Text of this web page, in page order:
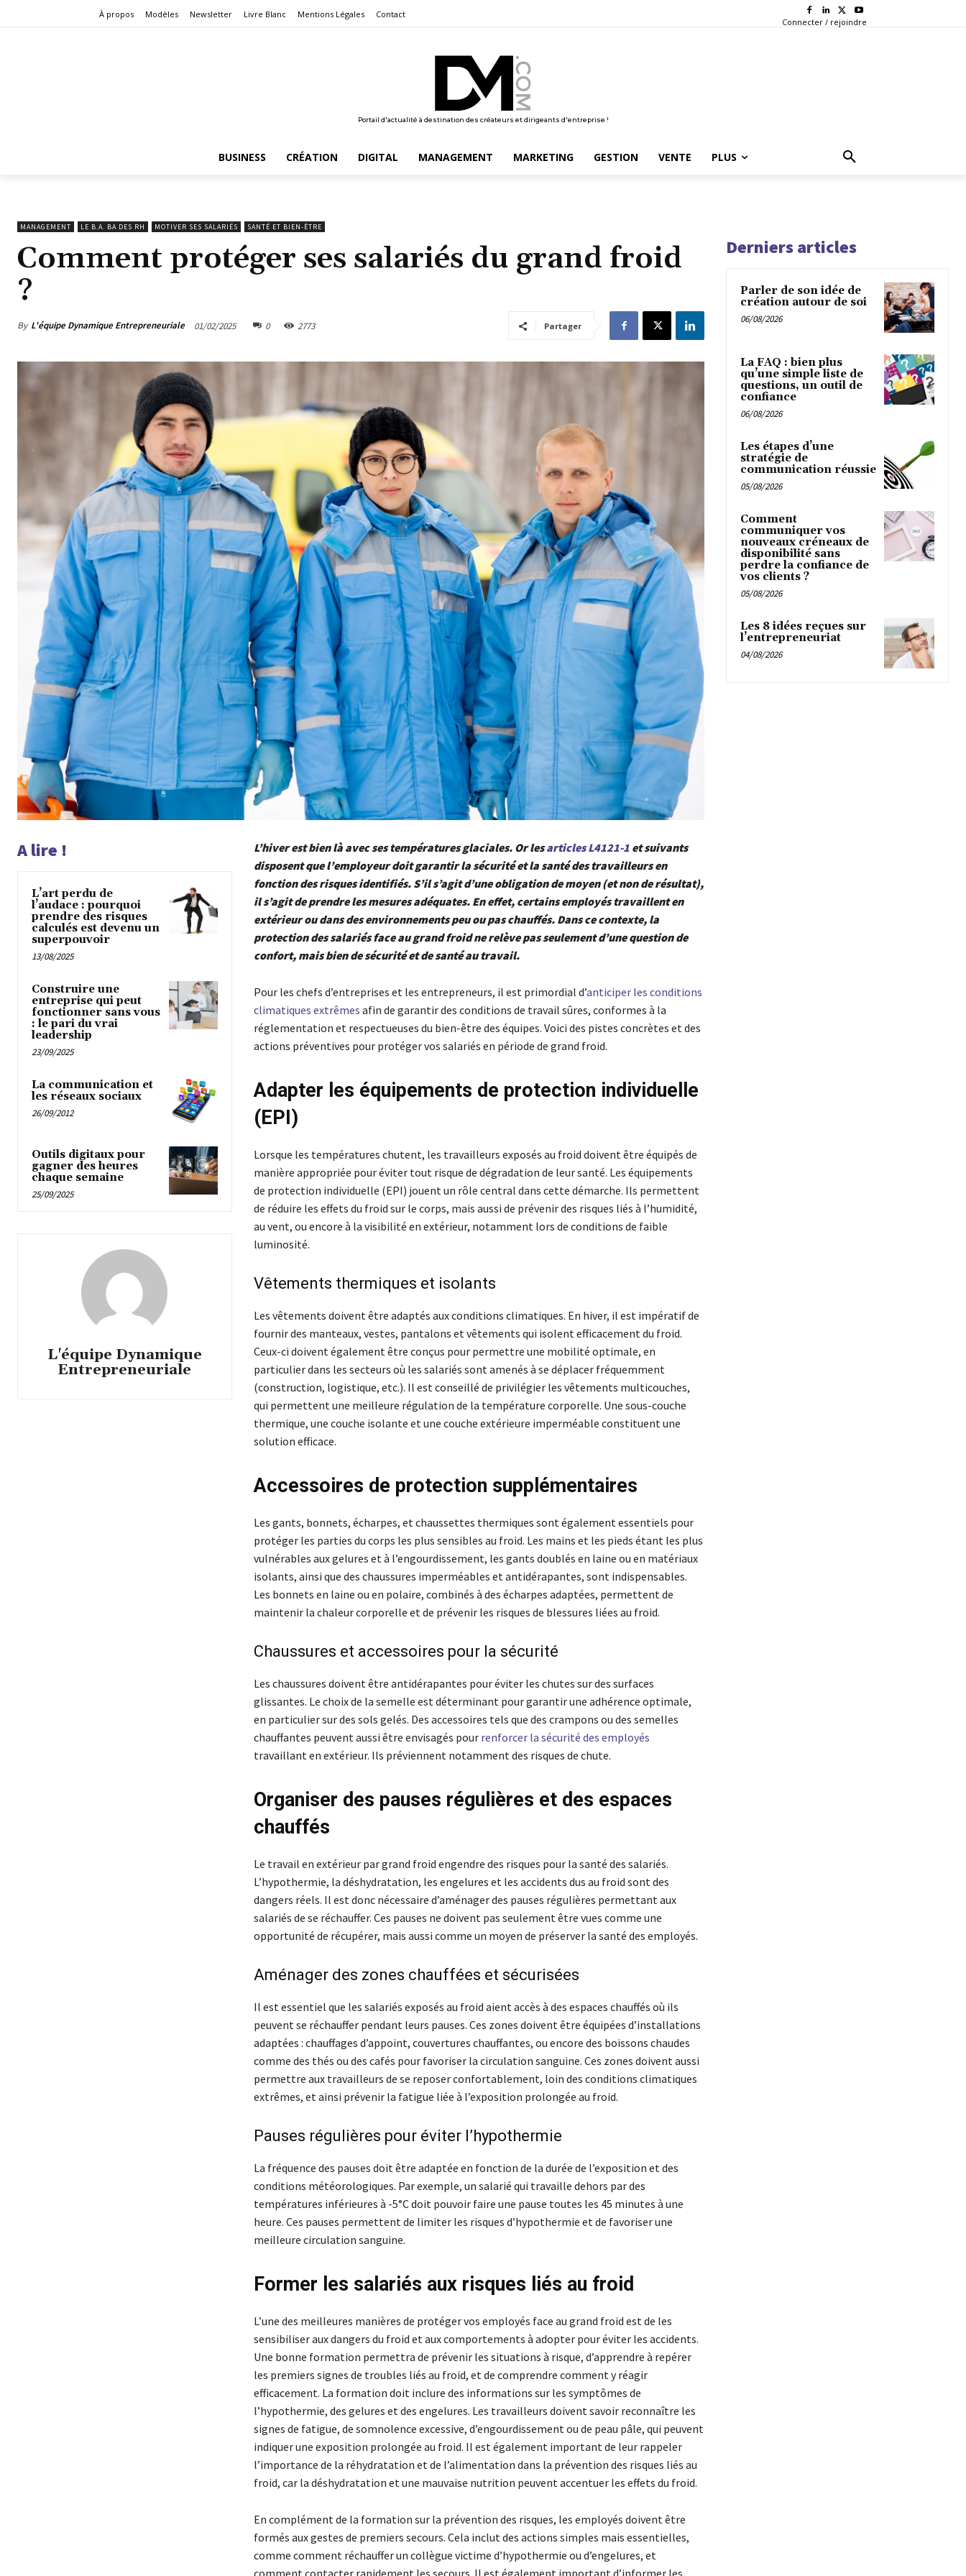
À propos Modèles Newsletter Livre Blanc Mentions Légales Contact
Connecter / rejoindre
Portail d'actualité à destination des créateurs et dirigeants d'entreprise !
BUSINESS CRÉATION DIGITAL MANAGEMENT MARKETING GESTION VENTE PLUS
MANAGEMENT LE B.A. BA DES RH MOTIVER SES SALARIÉS SANTÉ ET BIEN-ÊTRE
Comment protéger ses salariés du grand froid
?
By L'équipe Dynamique Entrepreneuriale 01/02/2025 0 2773 Partager
A lire !
L’art perdu de
l’audace : pourquoi
prendre des risques
calculés est devenu un
superpouvoir
13/08/2025
Construire une
entreprise qui peut
fonctionner sans vous
: le pari du vrai
leadership
23/09/2025
La communication et
les réseaux sociaux
26/09/2012
Outils digitaux pour
gagner des heures
chaque semaine
25/09/2025
L'équipe Dynamique
Entrepreneuriale
L’hiver est bien là avec ses températures glaciales. Or lesarticles L4121-1et suivants
disposent que l’employeur doit garantir la sécurité et la santé des travailleurs en
fonction des risques identifiés. S’il s’agit d’une obligation de moyen (et non de résultat),
il s’agit de prendre les mesures adéquates. En effet, certains employés travaillent en
extérieur ou dans des environnements peu ou pas chauffés. Dans ce contexte, la
protection des salariés face au grand froid ne relève pas seulement d’une question de
confort, mais bien de sécurité et de santé au travail.
Pour les chefs d’entreprises et les entrepreneurs, il est primordial d’anticiper les conditions
climatiques extrêmes afin de garantir des conditions de travail sûres, conformes à la
réglementation et respectueuses du bien-être des équipes. Voici des pistes concrètes et des
actions préventives pour protéger vos salariés en période de grand froid.
Adapter les équipements de protection individuelle
(EPI)
Lorsque les températures chutent, les travailleurs exposés au froid doivent être équipés de
manière appropriée pour éviter tout risque de dégradation de leur santé. Les équipements
de protection individuelle (EPI) jouent un rôle central dans cette démarche. Ils permettent
de réduire les effets du froid sur le corps, mais aussi de prévenir des risques liés à l’humidité,
au vent, ou encore à la visibilité en extérieur, notamment lors de conditions de faible
luminosité.
Vêtements thermiques et isolants
Les vêtements doivent être adaptés aux conditions climatiques. En hiver, il est impératif de
fournir des manteaux, vestes, pantalons et vêtements qui isolent efficacement du froid.
Ceux-ci doivent également être conçus pour permettre une mobilité optimale, en
particulier dans les secteurs où les salariés sont amenés à se déplacer fréquemment
(construction, logistique, etc.). Il est conseillé de privilégier les vêtements multicouches,
qui permettent une meilleure régulation de la température corporelle. Une sous-couche
thermique, une couche isolante et une couche extérieure imperméable constituent une
solution efficace.
Accessoires de protection supplémentaires
Les gants, bonnets, écharpes, et chaussettes thermiques sont également essentiels pour
protéger les parties du corps les plus sensibles au froid. Les mains et les pieds étant les plus
vulnérables aux gelures et à l’engourdissement, les gants doublés en laine ou en matériaux
isolants, ainsi que des chaussures imperméables et antidérapantes, sont indispensables.
Les bonnets en laine ou en polaire, combinés à des écharpes adaptées, permettent de
maintenir la chaleur corporelle et de prévenir les risques de blessures liées au froid.
Chaussures et accessoires pour la sécurité
Les chaussures doivent être antidérapantes pour éviter les chutes sur des surfaces
glissantes. Le choix de la semelle est déterminant pour garantir une adhérence optimale,
en particulier sur des sols gelés. Des accessoires tels que des crampons ou des semelles
chauffantes peuvent aussi être envisagés pour renforcer la sécurité des employés
travaillant en extérieur. Ils préviennent notamment des risques de chute.
Organiser des pauses régulières et des espaces
chauffés
Le travail en extérieur par grand froid engendre des risques pour la santé des salariés.
L’hypothermie, la déshydratation, les engelures et les accidents dus au froid sont des
dangers réels. Il est donc nécessaire d’aménager des pauses régulières permettant aux
salariés de se réchauffer. Ces pauses ne doivent pas seulement être vues comme une
opportunité de récupérer, mais aussi comme un moyen de préserver la santé des employés.
Aménager des zones chauffées et sécurisées
Il est essentiel que les salariés exposés au froid aient accès à des espaces chauffés où ils
peuvent se réchauffer pendant leurs pauses. Ces zones doivent être équipées d’installations
adaptées : chauffages d’appoint, couvertures chauffantes, ou encore des boissons chaudes
comme des thés ou des cafés pour favoriser la circulation sanguine. Ces zones doivent aussi
permettre aux travailleurs de se reposer confortablement, loin des conditions climatiques
extrêmes, et ainsi prévenir la fatigue liée à l’exposition prolongée au froid.
Pauses régulières pour éviter l’hypothermie
La fréquence des pauses doit être adaptée en fonction de la durée de l’exposition et des
conditions météorologiques. Par exemple, un salarié qui travaille dehors par des
températures inférieures à -5°C doit pouvoir faire une pause toutes les 45 minutes à une
heure. Ces pauses permettent de limiter les risques d’hypothermie et de favoriser une
meilleure circulation sanguine.
Former les salariés aux risques liés au froid
L’une des meilleures manières de protéger vos employés face au grand froid est de les
sensibiliser aux dangers du froid et aux comportements à adopter pour éviter les accidents.
Une bonne formation permettra de prévenir les situations à risque, d’apprendre à repérer
les premiers signes de troubles liés au froid, et de comprendre comment y réagir
efficacement. La formation doit inclure des informations sur les symptômes de
l’hypothermie, des gelures et des engelures. Les travailleurs doivent savoir reconnaître les
signes de fatigue, de somnolence excessive, d’engourdissement ou de peau pâle, qui peuvent
indiquer une exposition prolongée au froid. Il est également important de leur rappeler
l’importance de la réhydratation et de l’alimentation dans la prévention des risques liés au
froid, car la déshydratation et une mauvaise nutrition peuvent accentuer les effets du froid.
En complément de la formation sur la prévention des risques, les employés doivent être
formés aux gestes de premiers secours. Cela inclut des actions simples mais essentielles,
comme comment réchauffer un collègue victime d’hypothermie ou d’engelures, et
comment contacter rapidement les secours. Il est également important d’informer les
Derniers articles
Parler de son idée de
création autour de soi
06/08/2026
La FAQ : bien plus
qu’une simple liste de
questions, un outil de
confiance
06/08/2026
Les étapes d’une
stratégie de
communication réussie
05/08/2026
Comment
communiquer vos
nouveaux créneaux de
disponibilité sans
perdre la confiance de
vos clients ?
05/08/2026
Les 8 idées reçues sur
l’entrepreneuriat
04/08/2026